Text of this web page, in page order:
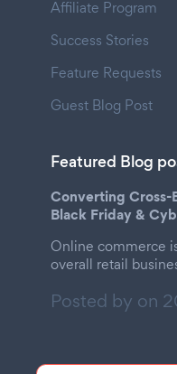
Affiliate Program
Success Stories
Feature Requests
Guest Blog Post
Featured Blog
Converting Cross-
Black Friday &
Online commerce
overall retail
Posted by on